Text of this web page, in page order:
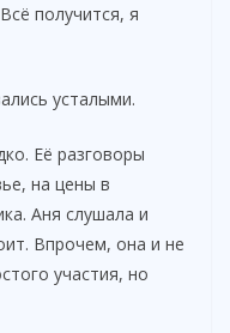
получится, я
усталыми.
Её разговоры
на цены в
Аня слушала и
Впрочем, она и не
участия, но